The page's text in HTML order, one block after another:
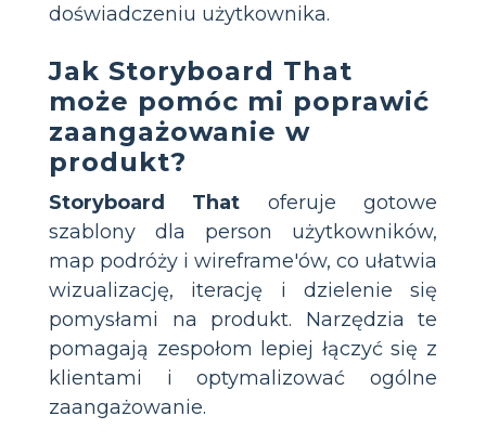
doświadczeniu użytkownika.
Jak Storyboard That
może pomóc mi poprawić
zaangażowanie w
produkt?
Storyboard That oferuje gotowe
szablony dla person użytkowników,
map podróży i wireframe'ów, co ułatwia
wizualizację, iterację i dzielenie się
pomysłami na produkt. Narzędzia te
pomagają zespołom lepiej łączyć się z
klientami i optymalizować ogólne
zaangażowanie.